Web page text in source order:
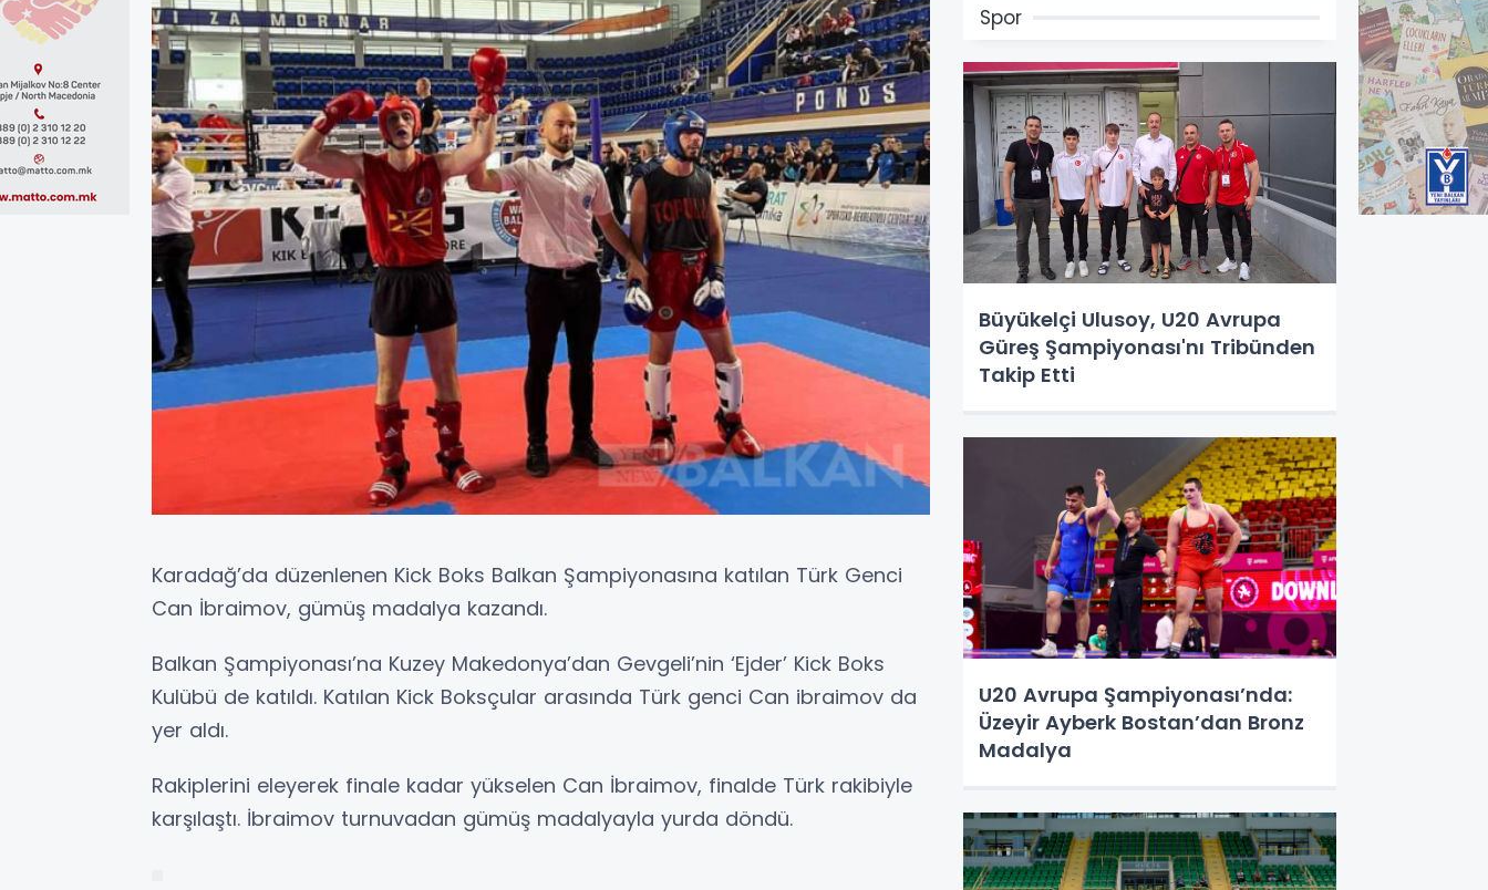
Karadağ’da düzenlenen Kick Boks Balkan Şampiyonasına katılan Türk Genci
Can İbraimov, gümüş madalya kazandı.
Balkan Şampiyonası’na Kuzey Makedonya’dan Gevgeli’nin ‘Ejder’ Kick Boks
Kulübü de katıldı. Katılan Kick Boksçular arasında Türk genci Can ibraimov da
yer aldı.
Rakiplerini eleyerek finale kadar yükselen Can İbraimov, finalde Türk rakibiyle
karşılaştı. İbraimov turnuvadan gümüş madalyayla yurda döndü.
Spor
Büyükelçi Ulusoy, U20 Avrupa
Güreş Şampiyonası'nı Tribünden
Takip Etti
U20 Avrupa Şampiyonası’nda:
Üzeyir Ayberk Bostan’dan Bronz
Madalya